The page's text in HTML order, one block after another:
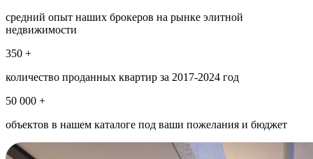
средний опыт наших брокеров на рынке элитной
недвижимости
350 +
количество проданных квартир за 2017-2024 год
50 000 +
объектов в нашем каталоге под ваши пожелания и бюджет